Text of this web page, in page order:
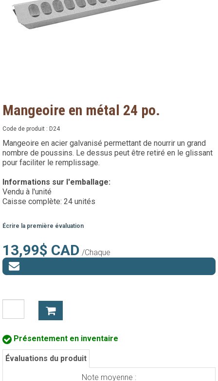
Mangeoire en métal 24 po.
Code de produit : D24
Mangeoire en acier galvanisé permettant de nourrir un grand
nombre de poussins. Le dessus peut être retiré en le glissant
pour faciliter le remplissage.
Informations sur l'emballage:
Vendu à l'unité
Caisse complète: 24 unités
Écrire la première évaluation
13,99$ CAD /Chaque
Présentement en inventaire
Évaluations du produit
Note moyenne :